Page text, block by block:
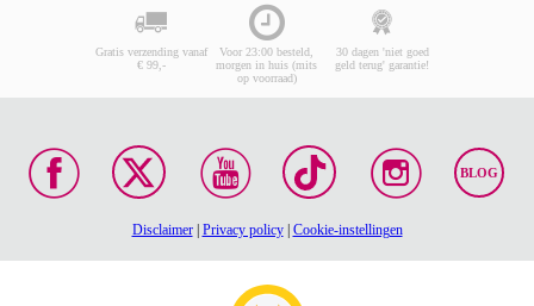
Gratis verzending vanaf
€ 99,-
Voor 23:00 besteld,
morgen in huis (mits
op voorraad)
30 dagen 'niet goed
geld terug' garantie!
BLOG
Disclaimer| Privacy policy| Cookie-instellingen